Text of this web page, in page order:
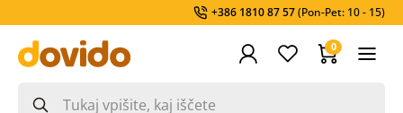
+386 1810 87 57(Pon-Pet: 10 - 15)
0